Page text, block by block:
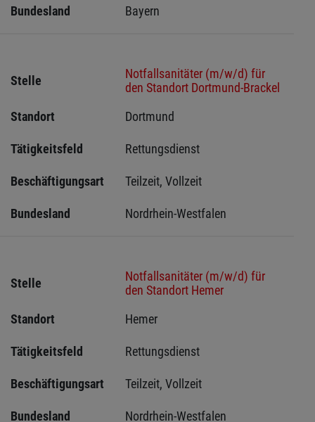
Bundesland Bayern
Stelle
Notfallsanitäter (m/w/d) für
den Standort Dortmund-Brackel
Standort
Dortmund
Tätigkeitsfeld Rettungsdienst
Beschäftigungsart Teilzeit, Vollzeit
Bundesland Nordrhein-Westfalen
Stelle
Notfallsanitäter (m/w/d) für
den Standort Hemer
Standort
Hemer
Tätigkeitsfeld Rettungsdienst
Beschäftigungsart Teilzeit, Vollzeit
Bundesland Nordrhein-Westfalen